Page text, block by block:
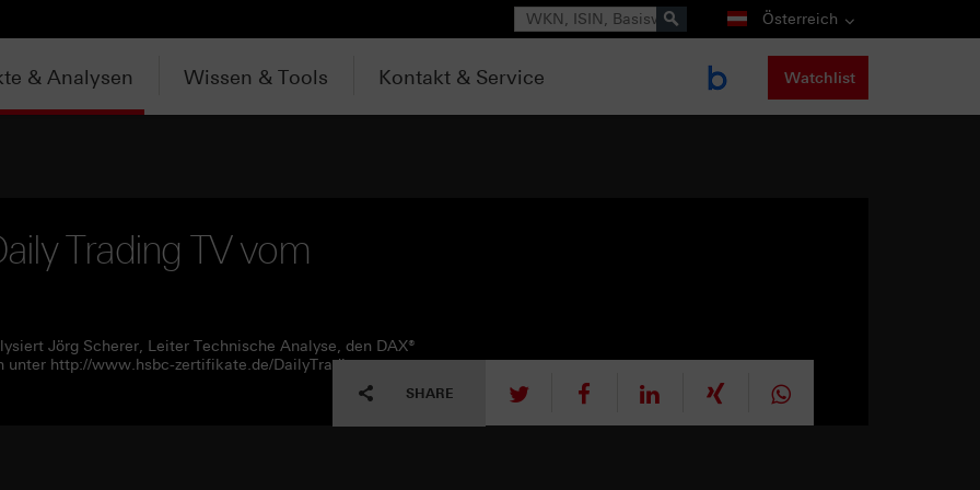
Suche Österreich
& Analysen Wissen & Tools Kontakt & Service Watchlist
Trading TV vom
Jörg Scherer, Leiter Technische Analyse, den DAX®
http://www.hsbc-zertifikate.de/DailyTrading
SHARE tweet mitteilen